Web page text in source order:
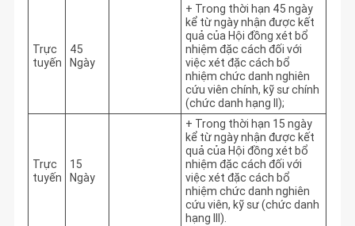
Trực
tuyến
45
Ngày
+ Trong thời hạn 45 ngày
kể từ ngày nhận được kết
quả của Hội đồng xét bổ
nhiệm đặc cách đối với
việc xét đặc cách bổ
nhiệm chức danh nghiên
cứu viên chính, kỹ sư chính
(chức danh hạng II);
Trực
tuyến
15
Ngày
+ Trong thời hạn 15 ngày
kể từ ngày nhận được kết
quả của Hội đồng xét bổ
nhiệm đặc cách đối với
việc xét đặc cách bổ
nhiệm chức danh nghiên
cứu viên, kỹ sư (chức danh
hạng III).